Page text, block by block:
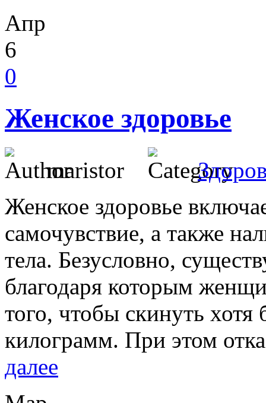
Апр
6
0
Женское здоровье
maristor
Женское здоровье
самочувствие, а также
тела. Безусловно,
благодаря которым
того, чтобы скинуть
килограмм. При этом
далее